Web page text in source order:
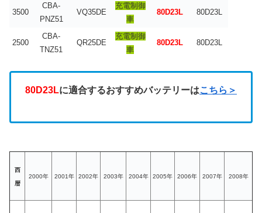
3500
CBA-
PNZ51
VQ35DE
充電制御
車
80D23L 80D23L
2500
CBA-
TNZ51
QR25DE
充電制御
車
80D23L 80D23L
80D23Lに適合するおすすめバッテリーはこちら＞
西
暦
2000年 2001年 2002年 2003年 2004年 2005年 2006年 2007年 2008年